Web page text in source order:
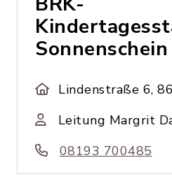
Sonnenschein
Lindenstraße 6,
Leitung Margrit
08193 700485